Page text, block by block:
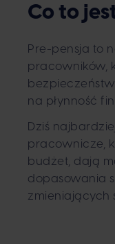
Co to
Pre-pensja to
pracowników,
na płynność
Dziś
pracownicze,
budżet, dają
dopasowania
zmieniających